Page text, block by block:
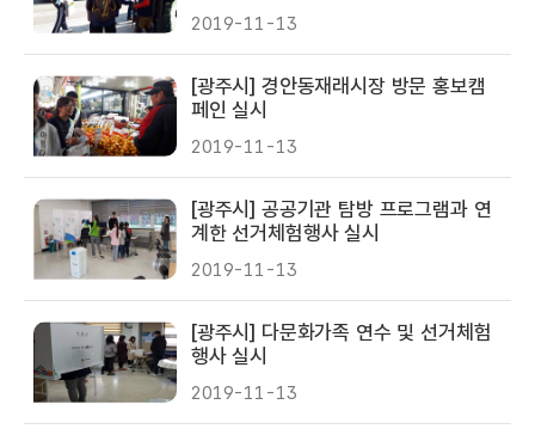
2019-11-13
[광주시] 경안동재래시장 방문 홍보캠
페인 실시
2019-11-13
[광주시] 공공기관 탐방 프로그램과 연
계한 선거체험행사 실시
2019-11-13
[광주시] 다문화가족 연수 및 선거체험
행사 실시
2019-11-13